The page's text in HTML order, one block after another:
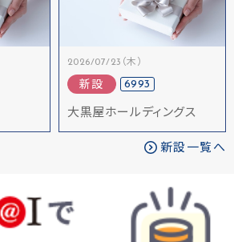
2026/07/23（木）
新設 6993
大黒屋ホールディングス
新設一覧へ